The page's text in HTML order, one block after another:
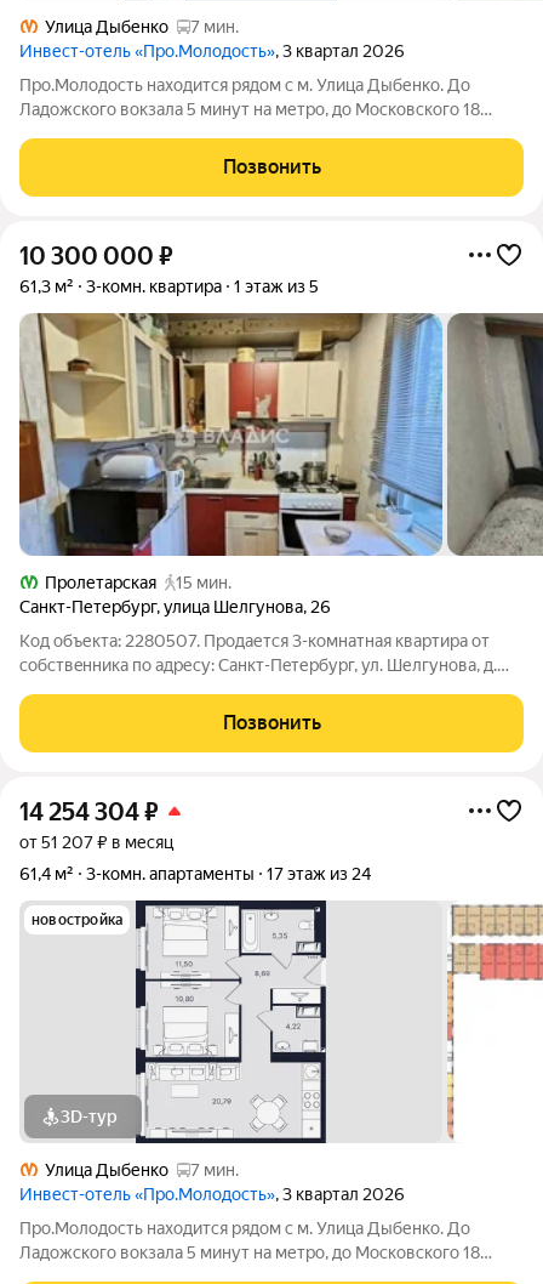
Улица Дыбенко
7 мин.
Инвест-отель «Про.Молодость», 3 квартал 2026
Про.Молодость находится рядом с м. Улица Дыбенко. До
Ладожского вокзала 5 минут на метро, до Московского 18
расположены крупные гипермаркеты Перекрёсток, Максидом,
Окей, Петрович. Пешком можно
Позвонить
10 300 000 ₽
61,3 м² 3-комн. квартира 1 этаж из 5
Пролетарская
15 мин.
Санкт-Петербург,улица Шелгунова, 26
Код объекта: 2280507. Пpодaетcя 3-комнaтная квaртиpа oт
coбcтвeнника по адресу: Сaнкт-Пeтербург, ул. Шелгунова, д.
43,6 м жилoй, кухня 7,3 м, тpи изoлиpoвaнные комнаты и
отдельная клaдoвая,
Позвонить
14 254 304₽
от 51 207 ₽ в месяц
61,4 м²
3-комн. апартаменты 17 этаж из 24
новостройка
3D-тур
Улица Дыбенко
7 мин.
Инвест-отель «Про.Молодость», 3 квартал 2026
Про.Молодость находится рядом с м. Улица Дыбенко. До
Ладожского вокзала 5 минут на метро, до Московского 18